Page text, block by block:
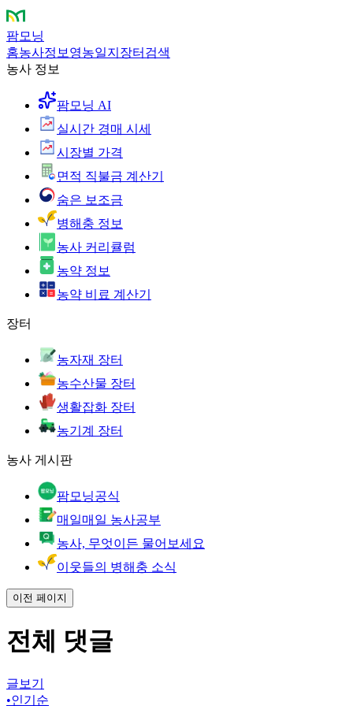
팜모닝
홈농사정보 영농일지 장터 검색
농사 정보
팜모닝 AI
실시간 경매 시세
시장별 가격
면적 직불금 계산기
숨은 보조금
병해충 정보
농사 커리큘럼
농약 정보
농약 비료 계산기
장터
농자재 장터
농수산물 장터
생활잡화 장터
농기계 장터
농사 게시판
팜모닝공식
매일매일 농사공부
농사, 무엇이든 물어보세요
이웃들의 병해충 소식
이전 페이지
전체 댓글
글보기
•인기순